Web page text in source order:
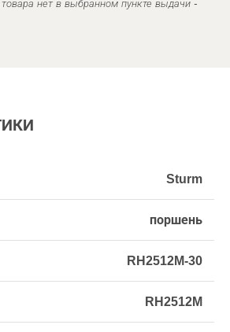
нет в выбранном пункте выдачи -
Sturm
поршень
RH2512M-30
RH2512M